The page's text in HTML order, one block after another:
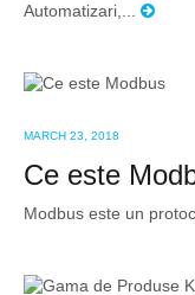
Automatizari,...
MARCH 23, 2018
Ce este
Modbus este un